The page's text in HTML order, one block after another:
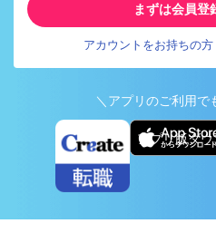
まずは会員登
アカウントをお持ちの
＼アプリのご利用で
アプリ版ダ